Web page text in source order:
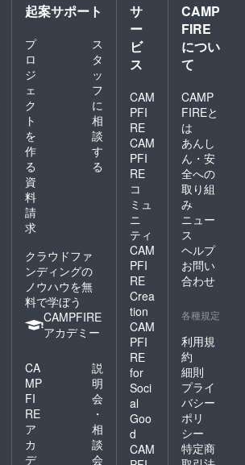
起案サポート
プ
ロ
ジ
ェ
ク
ト
を
作
る
ス
タ
ッ
フ
に
相
談
す
る
資
料
請
求
クラウドファ
ンディングの
ノウハウを無
料で学ぼう
CAMPFIRE
アカデミー
CA
MP
FI
RE
ア
カ
デ
説
明
会
・
相
談
会
サ
ー
ビ
ス
CAM
PFI
RE
CAM
PFI
RE
コ
ミュ
ニ
ティ
CAM
PFI
RE
Crea
tion
CAM
PFI
RE
for
Soci
al
Goo
d
CAM
CAMP
FIRE
につい
て
CAMP
FIREと
は
あんし
ん・安
全への
取り組
み
ニュー
ス
ヘルプ
お問い
合わせ
各種規定
利用規
約
細則
プライ
バシー
ポリ
シー
特定商